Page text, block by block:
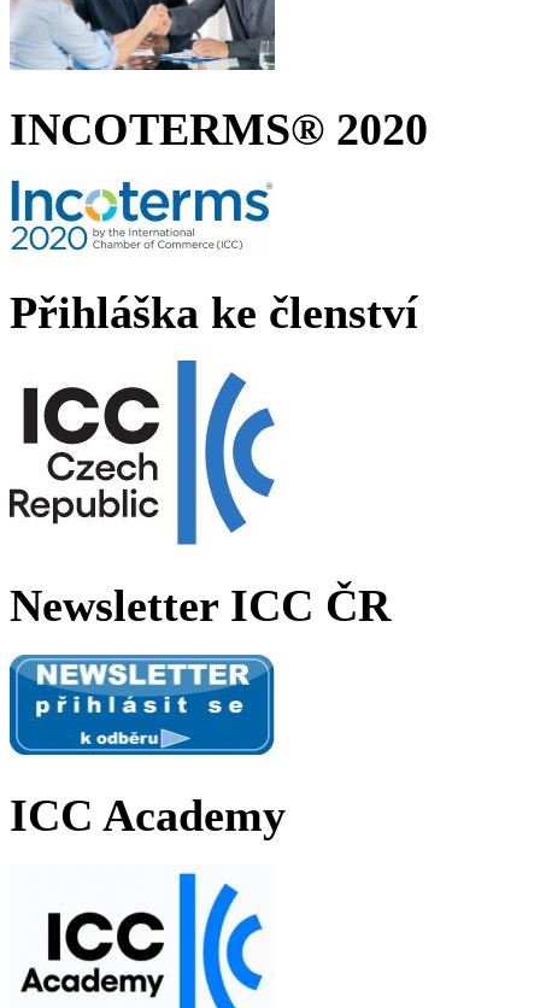
INCOTERMS® 2020
Přihláška ke členství
Newsletter ICC ČR
ICC Academy